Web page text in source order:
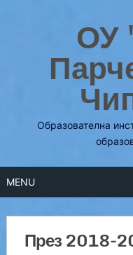
ОУ
Образователна
MENU
През 2018-